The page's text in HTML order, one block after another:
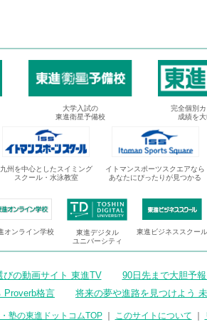
大学入試の
東進衛星予備校
完全個別
成績を
九州を中心としたスイミング
スクール・水泳教室
イトマンスポーツスクエアなら
あなたにぴったりが見つかる
オンライン学校
東進デジタル
ユニバーシティ
東進ビジネススクール
びの動画サイト 東進TV 90日先まで大胆予
Proverb格言
将来の夢や進路を見つけよう
塾の東進ドットコムTOP｜ このサイトについて